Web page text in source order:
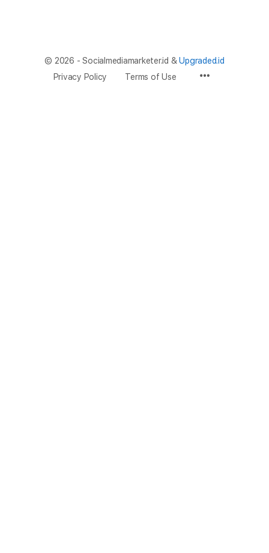
© 2026 - Socialmediamarketer.id &Upgraded.id
Privacy Policy
Terms of Use